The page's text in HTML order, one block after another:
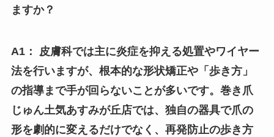
ますか？
A1： 皮膚科では主に炎症を抑える処置やワイヤー
法を行いますが、根本的な形状矯正や「歩き方」
の指導まで手が回らないことが多いです。巻き爪
じゅん土気あすみが丘店では、独自の器具で爪の
形を劇的に変えるだけでなく、再発防止の歩き方